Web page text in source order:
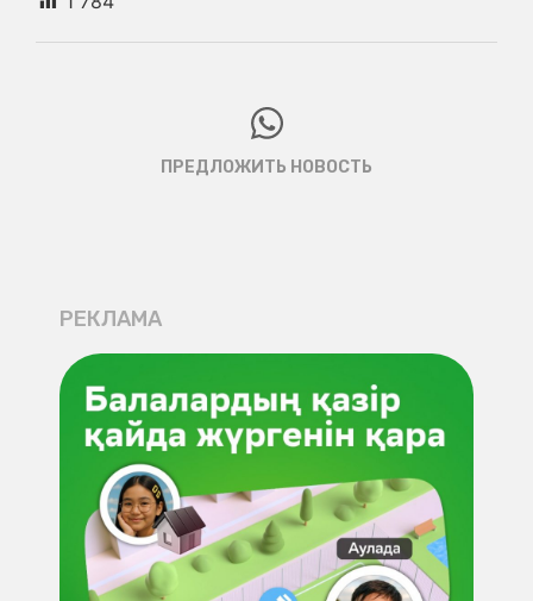
ПРЕДЛОЖИТЬ НОВОСТЬ
РЕКЛАМА